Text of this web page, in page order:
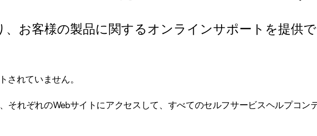
お客様の製品に関するオンラインサポートを提供で
されていません。
それぞれのWebサイトにアクセスして、すべてのセルフサービスヘルプコン